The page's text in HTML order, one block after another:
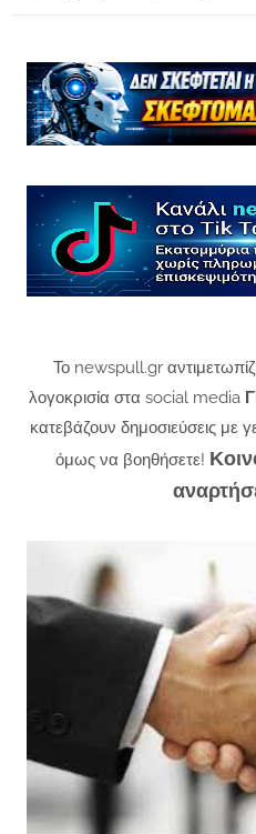
Το newspull.gr
λογοκρισία στα social media
κατεβάζουν δημοσιεύσεις με
όμως να βοηθήσετε!